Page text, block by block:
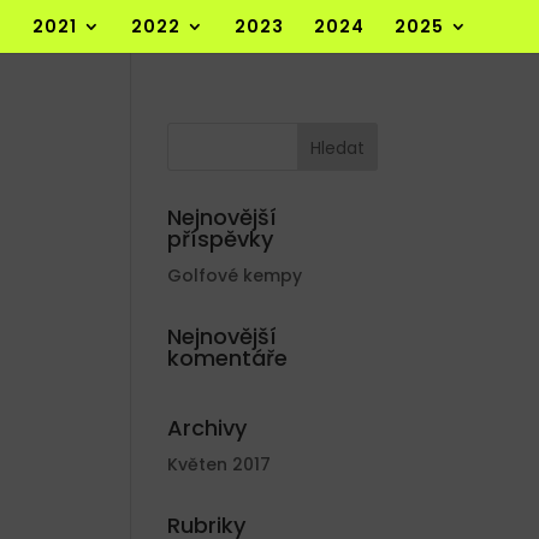
2021 2022 2023 2024 2025
Nejnovější
příspěvky
Golfové kempy
Nejnovější
komentáře
Archivy
Květen 2017
Rubriky